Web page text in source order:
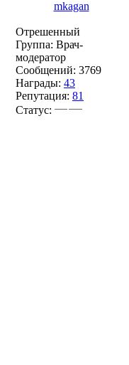
mkagan
Отрешенный
Группа: Врач-
модератор
Сообщений: 3769
Награды: 43
Репутация: 81
Статус: